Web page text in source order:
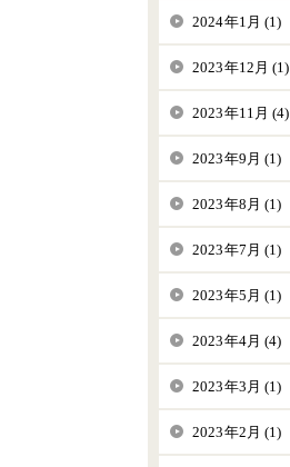
2024年1月 (1)
2023年12月 (1)
2023年11月 (4)
2023年9月 (1)
2023年8月 (1)
2023年7月 (1)
2023年5月 (1)
2023年4月 (4)
2023年3月 (1)
2023年2月 (1)